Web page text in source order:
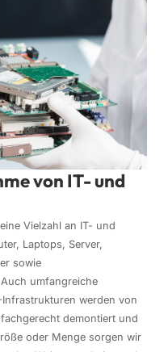
von IT- und
Vielzahl an IT- und
Laptops, Server,
sowie
umfangreiche
Infrastrukturen werden von
demontiert und
oder Menge sorgen wir